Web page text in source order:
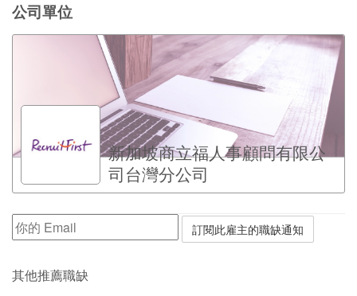
公司單位
新加坡商立福人事顧問有限公
司台灣分公司
其他推薦職缺